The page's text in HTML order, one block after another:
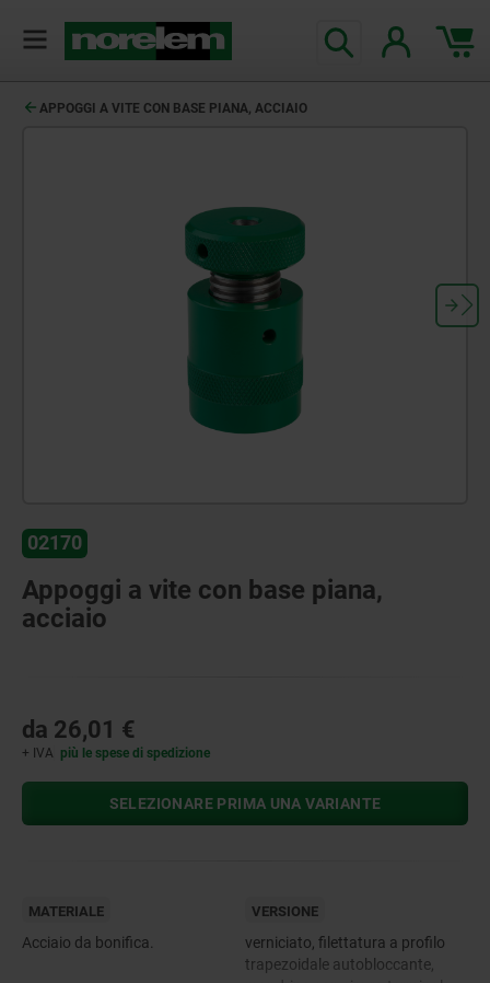
APPOGGI A VITE CON BASE PIANA, ACCIAIO
02170
Appoggi a vite con base piana,
acciaio
da 26,01 €
+ IVA più le spese di spedizione
SELEZIONARE PRIMA UNA VARIANTE
MATERIALE
Acciaio da bonifica.
VERSIONE
verniciato, filettatura a profilo
trapezoidale autobloccante,